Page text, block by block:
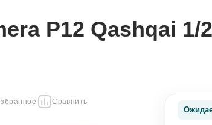
P12 Qashqai 1/
Сравнить